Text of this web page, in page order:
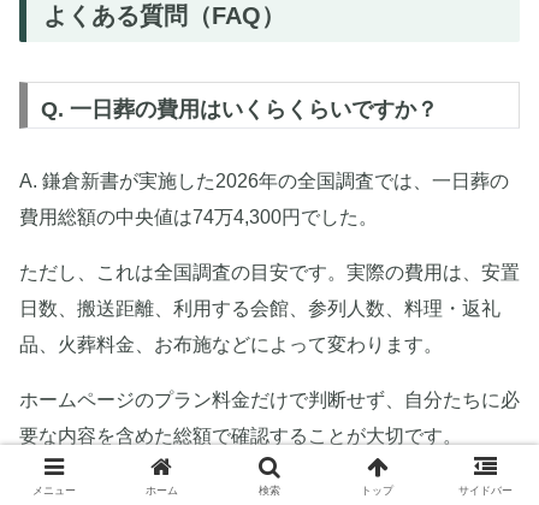
よくある質問（FAQ）
Q. 一日葬の費用はいくらくらいですか？
A. 鎌倉新書が実施した2026年の全国調査では、一日葬の
費用総額の中央値は74万4,300円でした。
ただし、これは全国調査の目安です。実際の費用は、安置
日数、搬送距離、利用する会館、参列人数、料理・返礼
品、火葬料金、お布施などによって変わります。
ホームページのプラン料金だけで判断せず、自分たちに必
要な内容を含めた総額で確認することが大切です。
メニュー ホーム 検索 トップ サイドバー